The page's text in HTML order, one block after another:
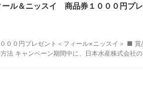
ール＆ニッスイ 商品券１０００円プ
００円プレゼント＜フィール×ニッスイ＞ ■ 賞
法 キャンペーン期間中に、日本水産株式会社